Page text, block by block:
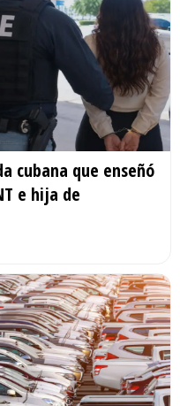
cubana que enseñó
e hija de